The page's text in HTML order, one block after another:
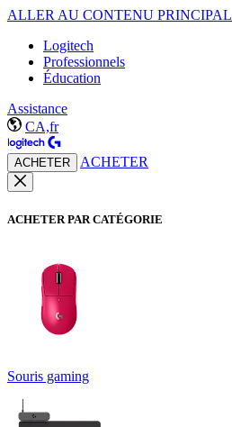
ALLER AU CONTENU PRINCIPAL
Logitech
Professionnels
Éducation
Assistance
CA,fr
ACHETER ACHETER
ACHETER PAR CATÉGORIE
Souris gaming